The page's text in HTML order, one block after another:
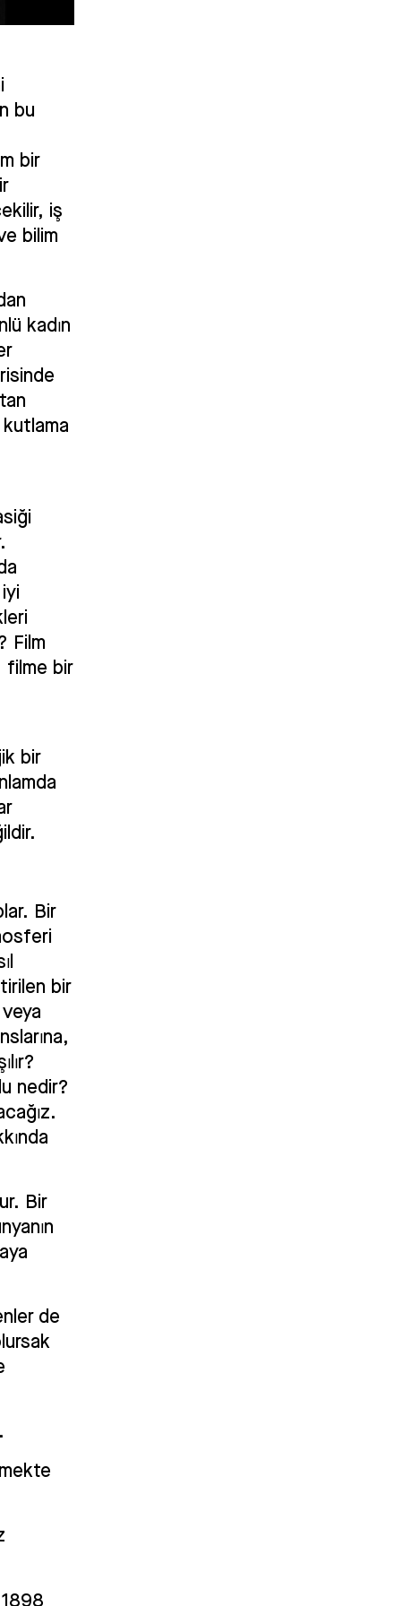
bu
bir
iş
bilim
kadın
kutlama
Film
filme bir
bir
Bir
bir
nedir?
Bir
de